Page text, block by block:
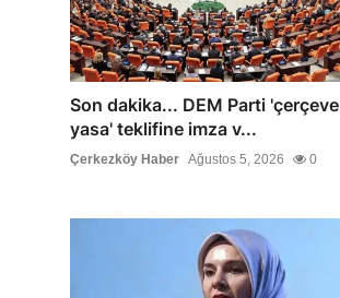
Son dakika... DEM Parti 'çerçeve
yasa' teklifine imza v...
Çerkezköy Haber Ağustos 5, 2026 0